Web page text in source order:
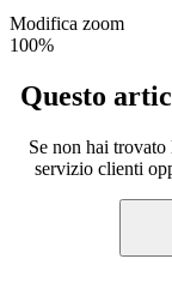
Modifica zoom
100%
Questo
Se non hai
servizio clienti